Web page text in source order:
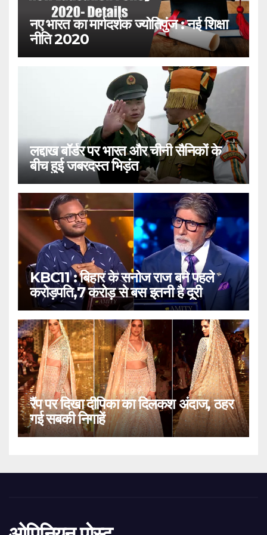
नए भारत का मार्गदर्शक ज्योतिपुंज : नई शिक्षा
नीति 2020
लद्दाख बॉर्डर पर भारत और चीनी सैनिकों के
बीच हुई जबरदस्त भिड़ंत
KBC11 : बिहार के सनोज राज बने पहले
करोड़पति,7 करोड़ से बस इतनी है दूरी
रैंप पर दिखा दीपिका का दिलकश अंदाज, ठहर
गई सबकी निगाहें